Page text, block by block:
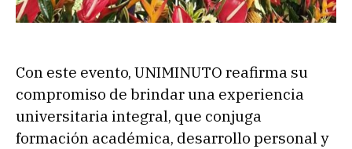
Con este evento, UNIMINUTO reafirma su
compromiso de brindar una experiencia
universitaria integral, que conjuga
formación académica, desarrollo personal y